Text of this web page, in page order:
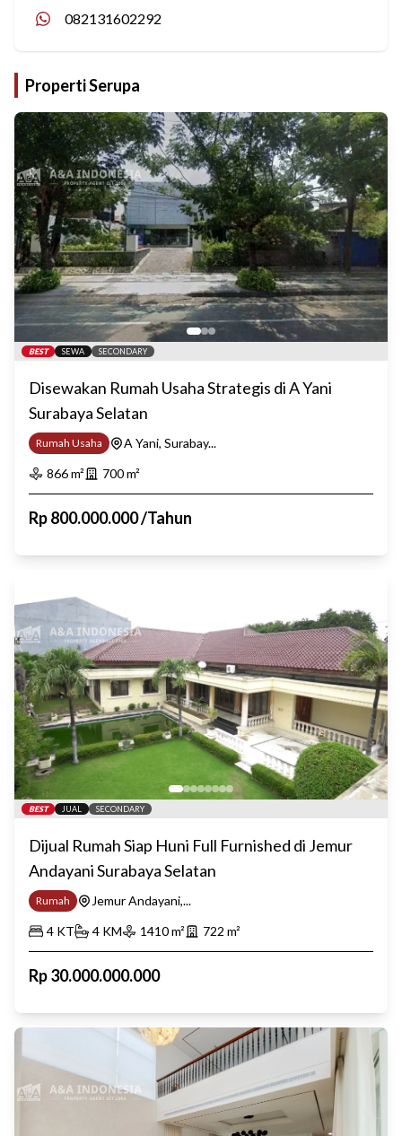
082131602292
Properti Serupa
BEST SEWA SECONDARY
Disewakan Rumah Usaha Strategis di A Yani
Surabaya Selatan
Rumah Usaha
A Yani, Surabay...
866m² 700m²
Rp800.000.000/Tahun
BEST JUAL SECONDARY
Dijual Rumah Siap Huni Full Furnished di Jemur
Andayani Surabaya Selatan
Rumah
Jemur Andayani,...
4 KT 4 KM 1410m² 722 m²
Rp30.000.000.000